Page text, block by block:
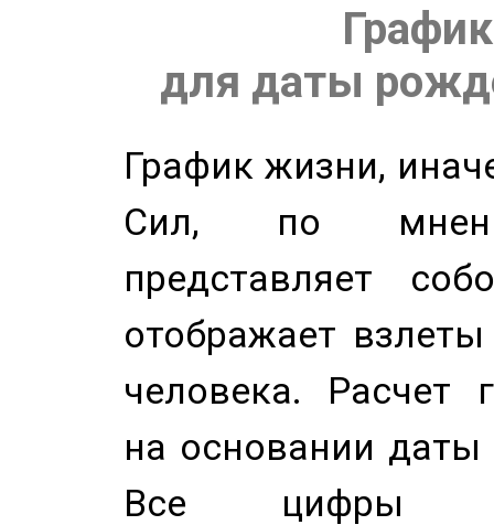
для даты
График жизни,
Сил, по
представляет
отображает
человека. Расчет
на основании
Все цифры